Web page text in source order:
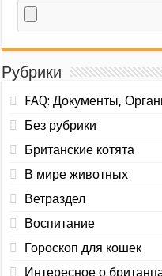
Рубрики
FAQ: Документы,
Без рубрики
Британские котята
В мире животных
Ветраздел
Воспитание
Гороскоп для кошек
Интересное о